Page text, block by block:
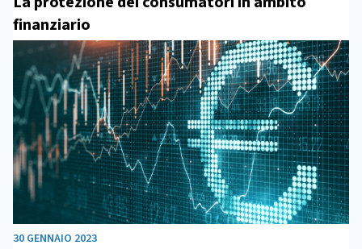
finanziario
30 GENNAIO 2023